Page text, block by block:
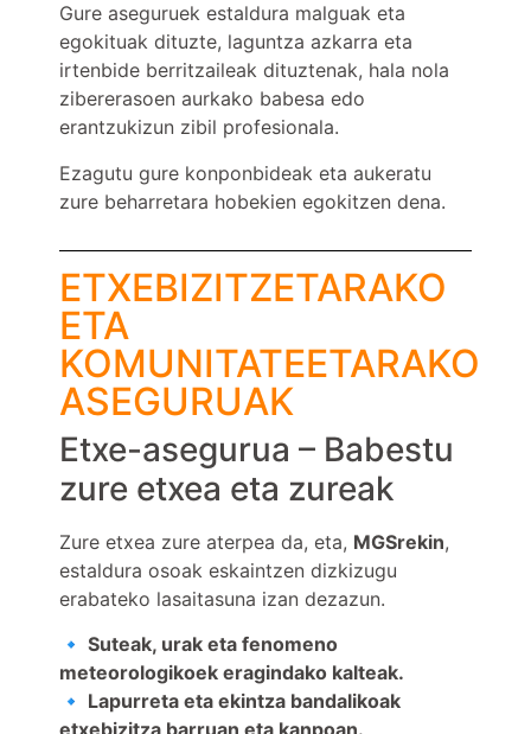
Gure aseguruek estaldura malguak eta
egokituak dituzte, laguntza azkarra eta
irtenbide berritzaileak dituztenak, hala nola
zibererasoen aurkako babesa edo
erantzukizun zibil profesionala.
Ezagutu gure konponbideak eta aukeratu
zure beharretara hobekien egokitzen dena.
ETXEBIZITZETARAKO
ETA
KOMUNITATEETARAKO
ASEGURUAK
Etxe-asegurua – Babestu
zure etxea eta zureak
Zure etxea zure aterpea da, eta, MGSrekin,
estaldura osoak eskaintzen dizkizugu
erabateko lasaitasuna izan dezazun.
🔹 Suteak, urak eta fenomeno
meteorologikoek eragindako kalteak.
🔹 Lapurreta eta ekintza bandalikoak